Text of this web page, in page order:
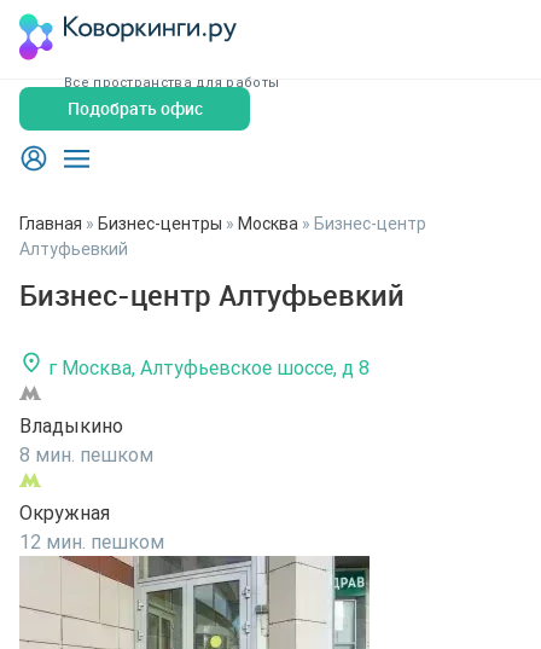
Все пространства для работы
Подобрать офис
Главная » Бизнес-центры » Москва » Бизнес-центр
Алтуфьевкий
Бизнес-центр Алтуфьевкий
г Москва, Алтуфьевское шоссе, д 8
Владыкино
8 мин. пешком
Окружная
12 мин. пешком